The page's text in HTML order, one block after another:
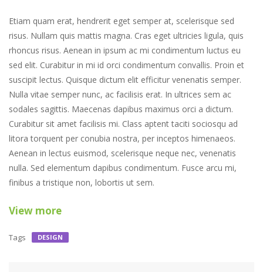
Etiam quam erat, hendrerit eget semper at, scelerisque sed
risus. Nullam quis mattis magna. Cras eget ultricies ligula, quis
rhoncus risus. Aenean in ipsum ac mi condimentum luctus eu
sed elit. Curabitur in mi id orci condimentum convallis. Proin et
suscipit lectus. Quisque dictum elit efficitur venenatis semper.
Nulla vitae semper nunc, ac facilisis erat. In ultrices sem ac
sodales sagittis. Maecenas dapibus maximus orci a dictum.
Curabitur sit amet facilisis mi. Class aptent taciti sociosqu ad
litora torquent per conubia nostra, per inceptos himenaeos.
Aenean in lectus euismod, scelerisque neque nec, venenatis
nulla. Sed elementum dapibus condimentum. Fusce arcu mi,
finibus a tristique non, lobortis ut sem.
View more
Tags DESIGN